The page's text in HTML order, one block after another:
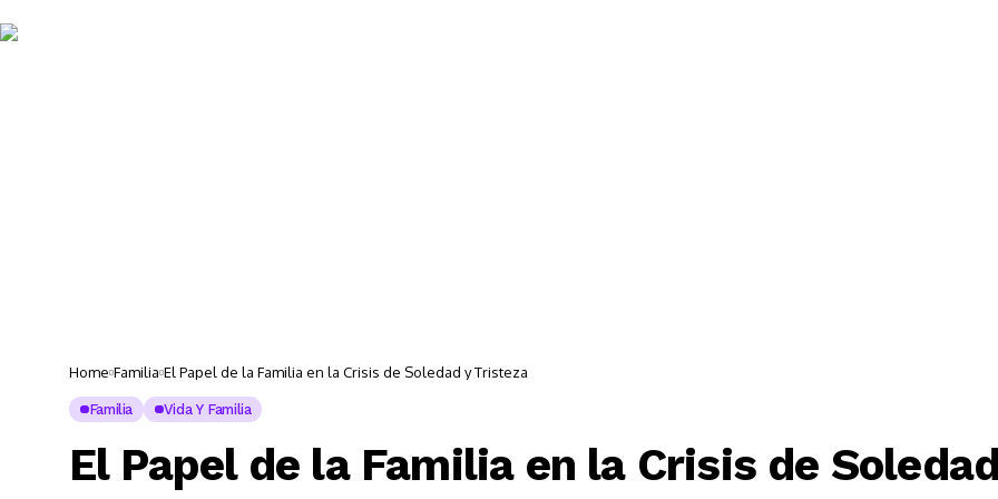
Home Familia El Papel de la Familia en la Crisis de Soledad y Tristeza
Familia Vida Y Familia
El Papel de la Familia en la Crisis de Soledad